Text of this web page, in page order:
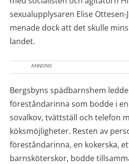
sexualupplysaren Elise Ottesen-
menade dock att det skulle
landet.
ANNONS
Bergsbyns spädbarnshem
föreståndarinna som bodde i
sovalkov, tvättställ och telefon
köksmöjligheter. Resten av
föreståndarinna, en kokerska,
barnsköterskor, bodde